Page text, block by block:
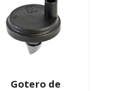
Gotero de